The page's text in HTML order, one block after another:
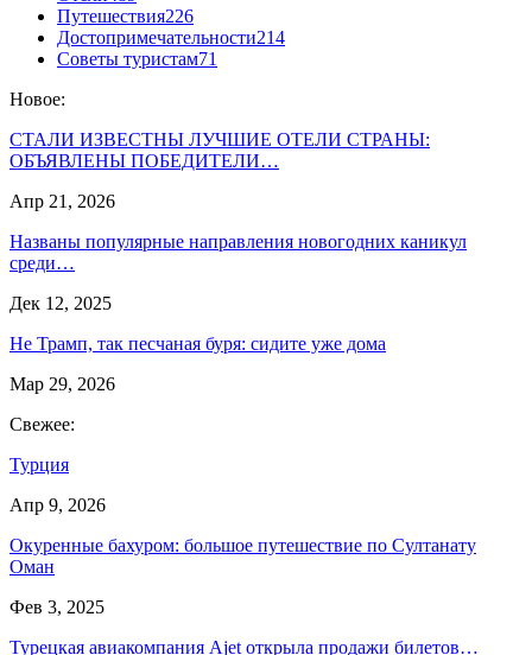
Путешествия226
Достопримечательности214
Советы туристам71
Новое:
СТАЛИ ИЗВЕСТНЫ ЛУЧШИЕ ОТЕЛИ СТРАНЫ:
ОБЪЯВЛЕНЫ ПОБЕДИТЕЛИ…
Апр 21, 2026
Названы популярные направления новогодних каникул
среди…
Дек 12, 2025
Не Трамп, так песчаная буря: сидите уже дома
Мар 29, 2026
Свежее:
Турция
Апр 9, 2026
Окуренные бахуром: большое путешествие по Султанату
Оман
Фев 3, 2025
Турецкая авиакомпания Ajet открыла продажи билетов…